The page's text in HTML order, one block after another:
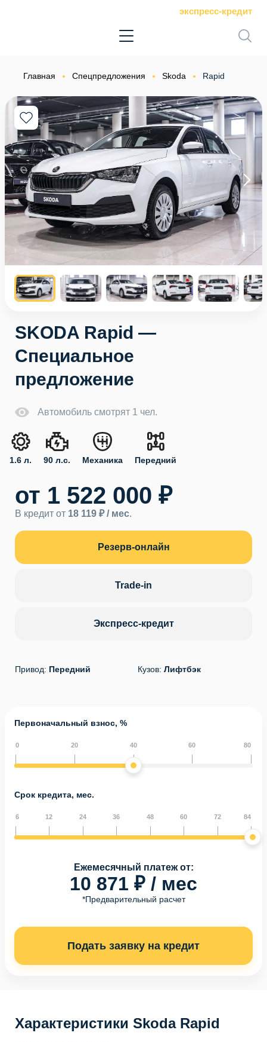
экспресс-кредит
Главная Спецпредложения Skoda Rapid
SKODA Rapid —
Специальное
предложение
Автомобиль смотрят 1 чел.
1.6 л. 90 л.с. Механика Передний
от 1 522 000 ₽
В кредит от 18 119 ₽ / мес.
Резерв-онлайн
Trade-in
Экспресс-кредит
Привод: Передний Кузов: Лифтбэк
Первоначальный взнос, %
0 20 40 60 80
Срок кредита, мес.
6 12 24 36 48 60 72 84
Ежемесячный платеж от:
10 871 ₽ / мес
*Предварительный расчет
Подать заявку на кредит
Характеристики Skoda Rapid